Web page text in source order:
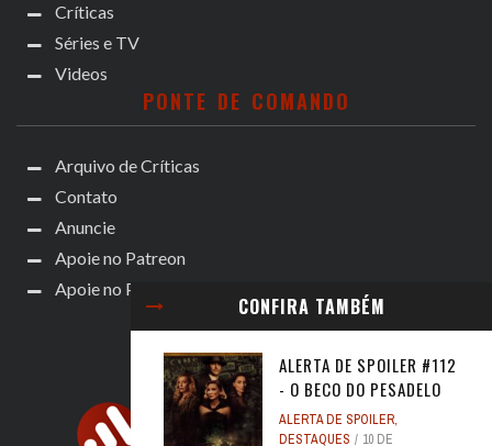
CONFIRA TAMBÉM
ALERTA DE SPOILER #112
- O BECO DO PESADELO
ALERTA DE SPOILER,
DESTAQUES
10 DE
Críticas
Séries e TV
Videos
PONTE DE COMANDO
Arquivo de Críticas
Contato
Anuncie
Apoie no Patreon
Apoie no Padrim!